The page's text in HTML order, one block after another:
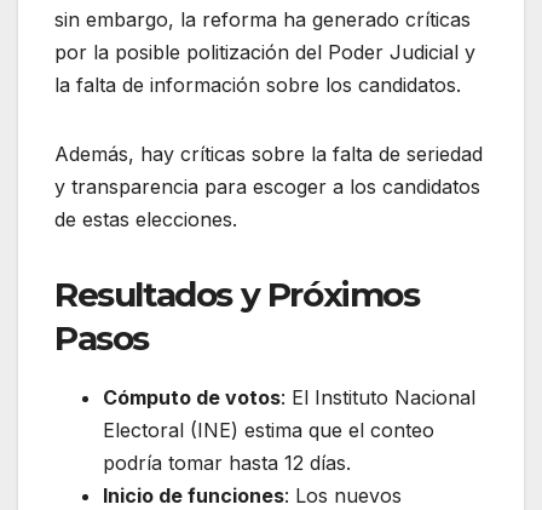
sin embargo, la reforma ha generado críticas
por la posible politización del Poder Judicial y
la falta de información sobre los candidatos.
Además, hay críticas sobre la falta de seriedad
y transparencia para escoger a los candidatos
de estas elecciones.
Resultados y Próximos
Pasos
Cómputo de votos: El Instituto Nacional
Electoral (INE) estima que el conteo
podría tomar hasta 12 días.
Inicio de funciones: Los nuevos